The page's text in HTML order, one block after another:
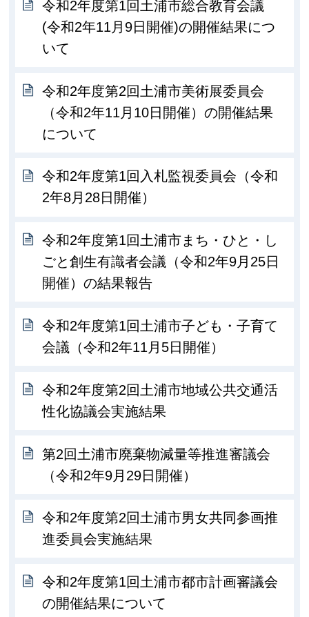
令和2年度第1回土浦市総合教育会議
(令和2年11月9日開催)の開催結果につ
いて
令和2年度第2回土浦市美術展委員会
（令和2年11月10日開催）の開催結果
について
令和2年度第1回入札監視委員会（令和
2年8月28日開催）
令和2年度第1回土浦市まち・ひと・し
ごと創生有識者会議（令和2年9月25日
開催）の結果報告
令和2年度第1回土浦市子ども・子育て
会議（令和2年11月5日開催）
令和2年度第2回土浦市地域公共交通活
性化協議会実施結果
第2回土浦市廃棄物減量等推進審議会
（令和2年9月29日開催）
令和2年度第2回土浦市男女共同参画推
進委員会実施結果
令和2年度第1回土浦市都市計画審議会
の開催結果について